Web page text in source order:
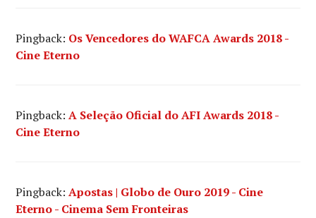
BEALE
FALASSE
Pingback: Os Vencedores do WAFCA Awards 2018 -
Cine Eterno
Pingback:A Seleção Oficial do AFI Awards 2018 -
Cine Eterno
Pingback:Apostas | Globo de Ouro 2019 - Cine
Eterno - Cinema Sem Fronteiras